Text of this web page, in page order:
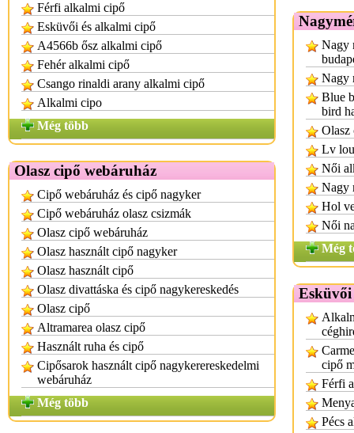
Férfi alkalmi cipő
Esküvői és alkalmi cipő
A4566b ősz alkalmi cipő
Fehér alkalmi cipő
Csango rinaldi arany alkalmi cipő
Alkalmi cipo
Még több
Olasz cipő webáruház
Cipő webáruház és cipő nagyker
Cipő webáruház olasz csizmák
Olasz cipő webáruház
Olasz használt cipő nagyker
Olasz használt cipő
Olasz divattáska és cipő nagykereskedés
Olasz cipő
Altramarea olasz cipő
Használt ruha és cipő
Cipősarok használt cipő nagykerereskedelmi
webáruház
Még több
Nagy
Nagy
Blue
bird
Olasz
Lv
Női
Nagy
Hol
Női
Még
Esküvői
cipő
Férfi
Pécs